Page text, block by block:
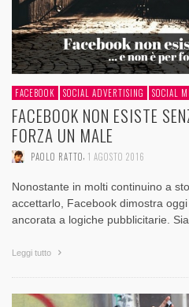
FACEBOOK SOCIAL ADVERTISING SOCIAL
FACEBOOK NON ESISTE
FORZA UN MALE
PAOLO RATTO 1 AGOSTO 2016
Nonostante in molti continuino a
accettarlo, Facebook dimostra
ancorata a logiche pubblicitarie.
Leggi tutto